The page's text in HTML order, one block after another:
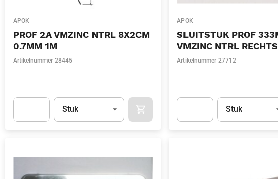
APOK
PROF 2A VMZINC NTRL 8X2CM
0.7MM 1M
Artikelnummer 28445
Eenheid
Stuk
APOK
SLUITSTUK PROF
VMZINC NTRL RECHTS
Artikelnummer 27712
Eenheid
Stuk